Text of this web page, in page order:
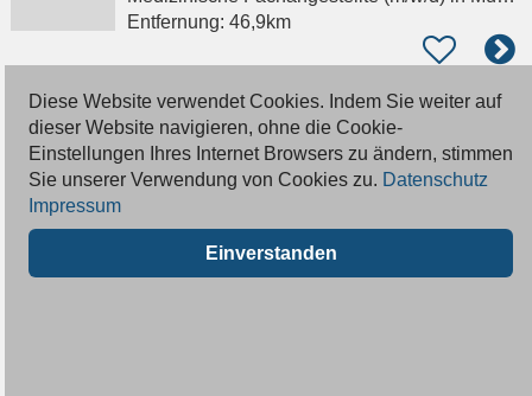
Entfernung: 46,9km
MFA-Medizinische/r Fachangestellte/r
Praxis Dr. med. Bernd Rebell
Medizinische Fachangestellte (m/w/d)in München, Schwanthalerhöhe
Entfernung: 47,0km
Diese Website verwendet Cookies. Indem Sie weiter auf
dieser Website navigieren, ohne die Cookie-
Einstellungen Ihres Internet Browsers zu ändern, stimmen
Sie unserer Verwendung von Cookies zu. Datenschutz
Impressum
Einverstanden